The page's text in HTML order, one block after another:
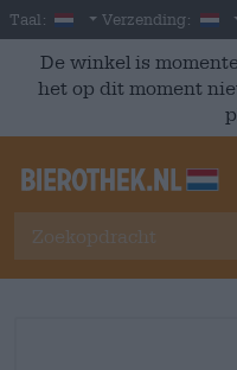
Skip to main content
Taal: Dutch
Verzending:
De winkel is
het op dit moment